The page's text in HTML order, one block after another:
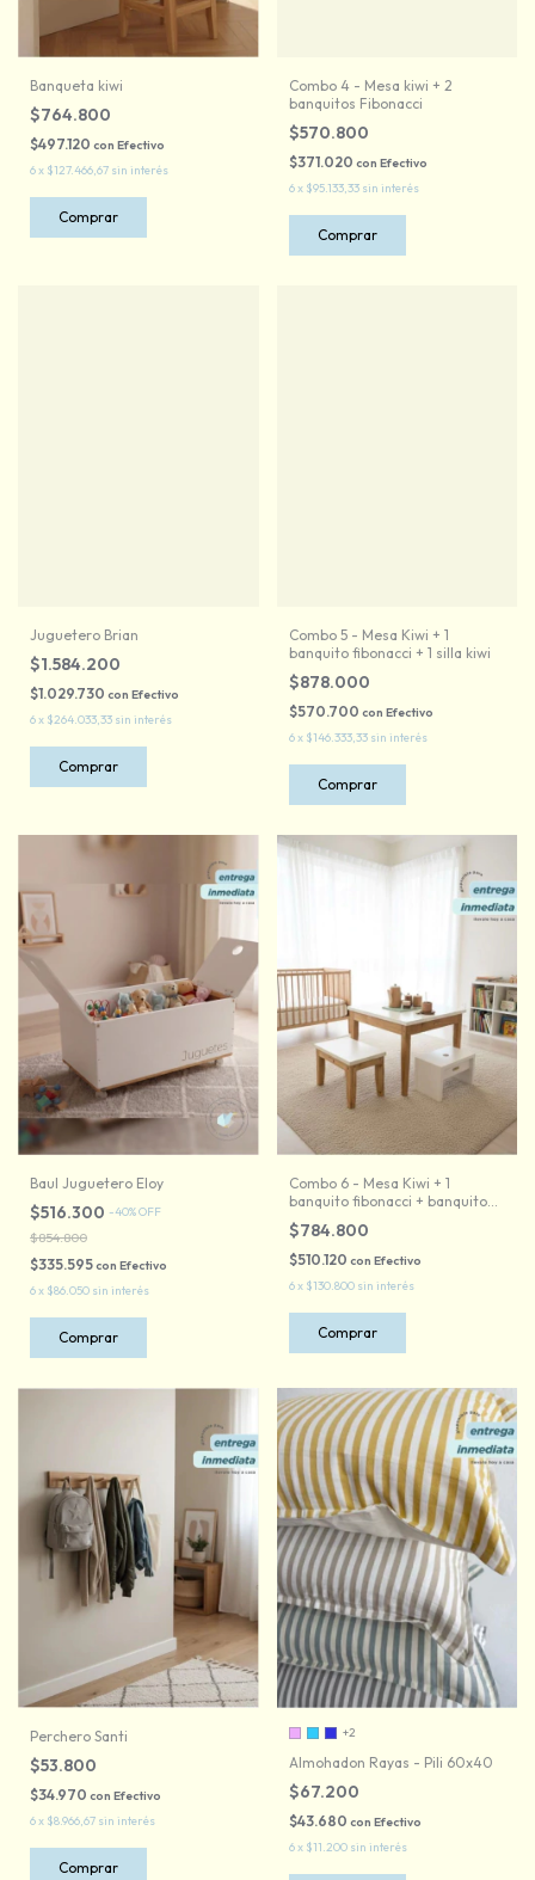
Banqueta kiwi
$764.800
$497.120 con Efectivo
6x $127.466,67 sin interés
Combo 4 - Mesa kiwi + 2
banquitos Fibonacci
$570.800
$371.020 con Efectivo
6x $95.133,33 sin interés
Comprar
Juguetero Brian
$1.584.200
$1.029.730 con Efectivo
6x $264.033,33 sin interés
Comprar
Combo 5 - Mesa Kiwi + 1
banquito fibonacci + 1 silla kiwi
$878.000
$570.700 con Efectivo
6x $146.333,33 sin interés
Comprar
Baul Juguetero Eloy
$516.300 -40%OFF
$854.800
$335.595con Efectivo
6x $86.050 sin interés
Comprar
Combo 6 - Mesa Kiwi + 1
banquito fibonacci + banquito
kiwi / silla robotina
$784.800
$510.120 con Efectivo
6x $130.800 sin interés
Comprar
Perchero Santi
$53.800
$34.970 con Efectivo
6x $8.966,67 sin interés
Comprar
+2
Almohadon Rayas - Pili 60x40
$67.200
$43.680 con Efectivo
6x $11.200 sin interés